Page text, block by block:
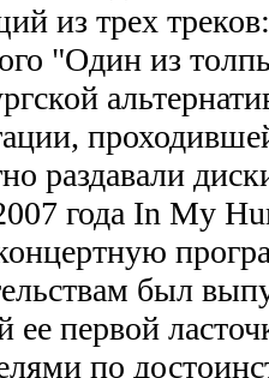
из трех
"Один из
раздавали
года In My
был
ее первой
по